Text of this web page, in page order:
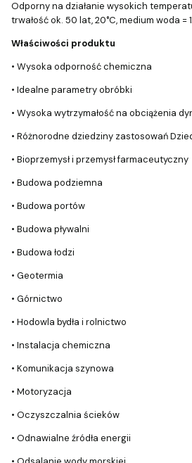
Odporny na działanie wysokich
trwałość ok. 50 lat, 20°C, medium woda =
Właściwości produktu
• Wysoka odporność chemiczna
• Idealne parametry obróbki
• Wysoka wytrzymałość na obciążenia
• Różnorodne dziedziny zastosowań
• Bioprzemysł i przemysł farmaceutyczny
• Budowa podziemna
• Budowa portów
• Budowa pływalni
• Budowa łodzi
• Geotermia
• Górnictwo
• Hodowla bydła i rolnictwo
• Instalacja chemiczna
• Komunikacja szynowa
• Motoryzacja
• Oczyszczalnia ścieków
• Odnawialne źródła energii